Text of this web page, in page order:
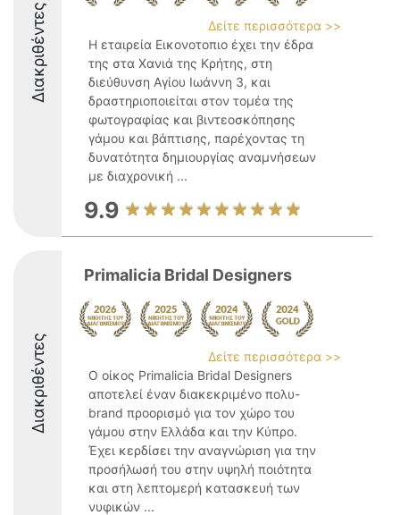
Διακριθέντες
Δείτε περισσότερα >>
Η εταιρεία Εικονοτοπιο έχει την έδρα
της στα Χανιά της Κρήτης, στη
διεύθυνση Αγίου Ιωάννη 3, και
δραστηριοποιείται στον τομέα της
φωτογραφίας και βιντεοσκόπησης
γάμου και βάπτισης, παρέχοντας τη
δυνατότητα δημιουργίας αναμνήσεων
με διαχρονική ...
9.9
Διακριθέντες
Primalicia Bridal Designers
Δείτε περισσότερα >>
Ο οίκος Primalicia Bridal Designers
αποτελεί έναν διακεκριμένο πολυ-
brand προορισμό για τον χώρο του
γάμου στην Ελλάδα και την Κύπρο.
Έχει κερδίσει την αναγνώριση για την
προσήλωσή του στην υψηλή ποιότητα
και στη λεπτομερή κατασκευή των
νυφικών ...